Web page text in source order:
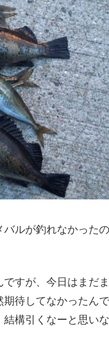
ルが釣れなかった
すが、今日はまだ
待してなかったん
構引くなーと思い